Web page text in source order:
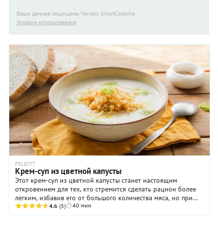
Ваши данные защищены Yandex SmartCaptcha
Условия использования
РЕЦЕПТ
Крем-суп из цветной капусты
Этот крем-суп из цветной капусты станет настоящим
откровением для тех, кто стремится сделать рацион более
легким, избавив его от большого количества мяса, но при
этом не готов поступиться вкусом. В ...
4.6 (5) 40 мин